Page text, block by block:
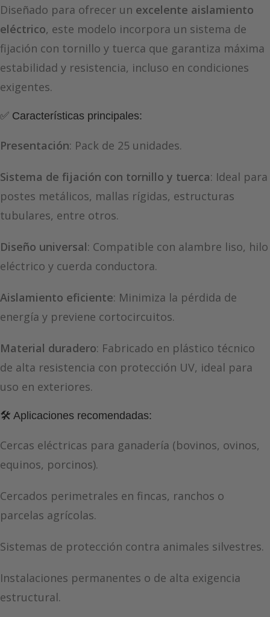
Diseñado para ofrecer un excelente aislamiento
eléctrico, este modelo incorpora un sistema de
fijación con tornillo y tuerca que garantiza máxima
estabilidad y resistencia, incluso en condiciones
exigentes.
✅ Características principales:
Presentación: Pack de 25 unidades.
Sistema de fijación con tornillo y tuerca: Ideal para
postes metálicos, mallas rígidas, estructuras
tubulares, entre otros.
Diseño universal: Compatible con alambre liso, hilo
eléctrico y cuerda conductora.
Aislamiento eficiente: Minimiza la pérdida de
energía y previene cortocircuitos.
Material duradero: Fabricado en plástico técnico
de alta resistencia con protección UV, ideal para
uso en exteriores.
🛠️ Aplicaciones recomendadas:
Cercas eléctricas para ganadería (bovinos, ovinos,
equinos, porcinos).
Cercados perimetrales en fincas, ranchos o
parcelas agrícolas.
Sistemas de protección contra animales silvestres.
Instalaciones permanentes o de alta exigencia
estructural.